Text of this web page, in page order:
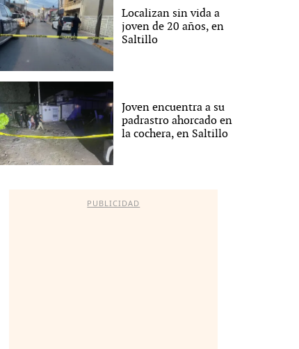
Localizan sin vida a
joven de 20 años, en
Saltillo
Joven encuentra a su
padrastro ahorcado en
la cochera, en Saltillo
PUBLICIDAD